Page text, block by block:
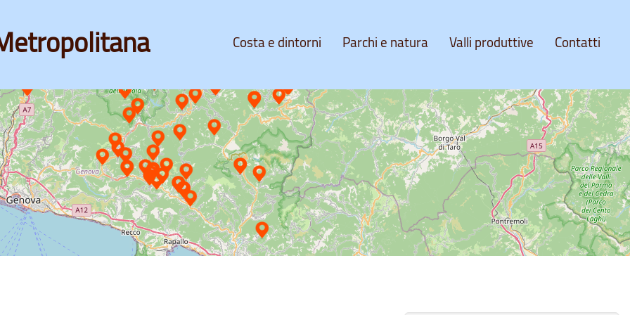
Costa e dintorni Parchi e natura Valli produttive Contatti